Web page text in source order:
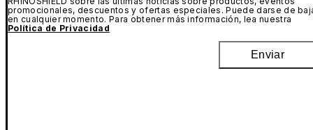
promocionales, descuentos y ofertas especiales. Puede darse de
en cualquier momento. Para obtener más información, lea nuestra
Política de Privacidad
Enviar